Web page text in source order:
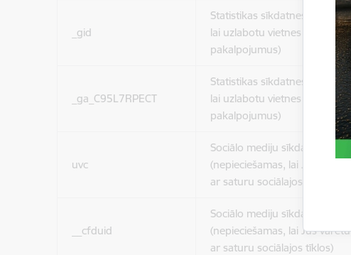
_gid
Statistikas sīkdatnes
lai uzlabotu vietnes darbību
pakalpojumus)
_ga_C95L7RPECT
Statistikas sīkdatnes
lai uzlabotu vietnes darbību
pakalpojumus)
uvc
Sociālo mediju sīkdatnes
(nepieciešamas, lai Jūs varētu
ar saturu sociālajos tīklos)
__cfduid
Sociālo mediju sīkdatnes
(nepieciešamas, lai Jūs
ar saturu sociālajos tīklos)